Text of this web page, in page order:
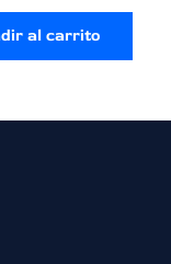
al carrito